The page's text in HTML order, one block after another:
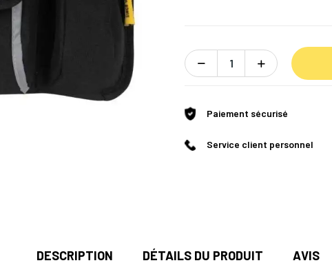
Paiement sécurisé
Service client personnel
DESCRIPTION DÉTAILS DU PRODUIT AVIS